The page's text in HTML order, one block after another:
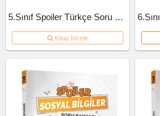
5.Sınıf Spoiler Türkçe Soru Bankası
Kitap İncele